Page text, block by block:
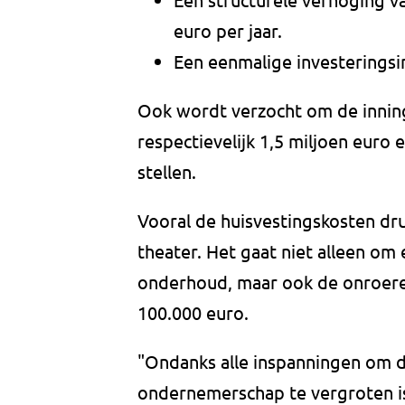
euro per jaar.
Een eenmalige
Ook wordt verzocht om de
respectievelijk 1,5 miljoen euro
stellen.
Vooral de huisvestingskosten
theater. Het gaat niet alleen
onderhoud, maar ook de
100.000 euro.
"Ondanks alle inspanningen om
ondernemerschap te vergroten